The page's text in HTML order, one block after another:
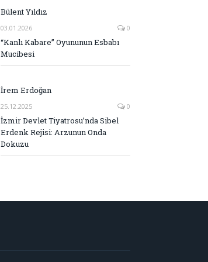
Bülent Yıldız
03.01.2026 0
“Kanlı Kabare” Oyununun Esbabı
Mucibesi
İrem Erdoğan
25.12.2025 0
İzmir Devlet Tiyatrosu’nda Sibel
Erdenk Rejisi: Arzunun Onda
Dokuzu